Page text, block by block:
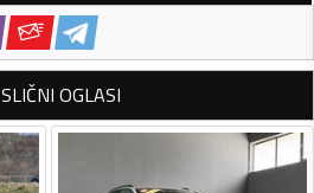
SLIČNI OGLASI